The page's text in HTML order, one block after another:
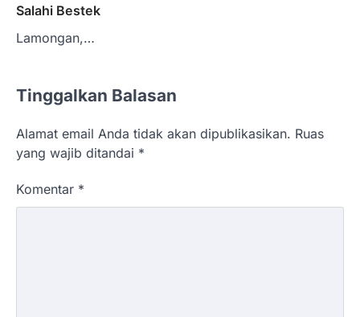
Salahi Bestek
Lamongan,…
Tinggalkan Balasan
Alamat email Anda tidak akan dipublikasikan. Ruas
yang wajib ditandai *
Komentar *